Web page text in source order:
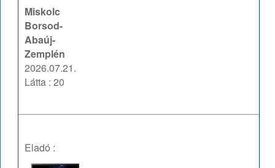
Miskolc
Borsod-
Abaúj-
Zemplén
2026.07.21.
Látta : 20
Eladó :